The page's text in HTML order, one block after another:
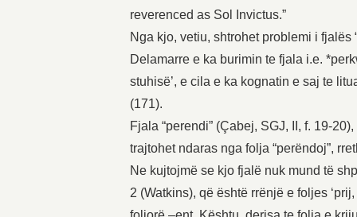
reverenced as Sol Invictus.”
Nga kjo, vetiu, shtrohet problemi i fjalës
Delamarre e ka burimin te fjala i.e.
stuhisë’, e cila e ka kognatin e saj te
(171).
Fjala “perendi” (Çabej, SGJ, II, f. 19-
trajtohet ndaras nga folja “perëndoj”,
Ne kujtojmë se kjo fjalë nuk mund të
2 (Watkins), që është rrënjë e foljes